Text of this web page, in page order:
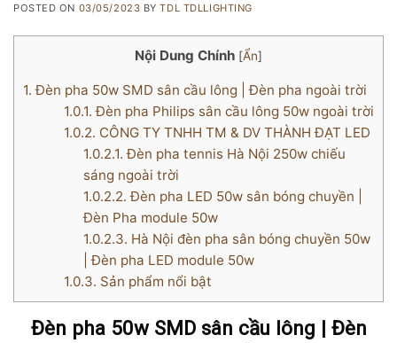
POSTED ON 03/05/2023 BYTDL TDLLIGHTING
Nội Dung Chính [Ẩn]
1. Đèn pha 50w SMD sân cầu lông | Đèn pha ngoài trời
1.0.1. Đèn pha Philips sân cầu lông 50w ngoài trời
1.0.2. CÔNG TY TNHH TM & DV THÀNH ĐẠT LED
1.0.2.1. Đèn pha tennis Hà Nội 250w chiếu
sáng ngoài trời
1.0.2.2. Đèn pha LED 50w sân bóng chuyền |
Đèn Pha module 50w
1.0.2.3. Hà Nội đèn pha sân bóng chuyền 50w
| Đèn pha LED module 50w
1.0.3. Sản phẩm nổi bật
Đèn pha 50w SMD sân cầu lông | Đèn